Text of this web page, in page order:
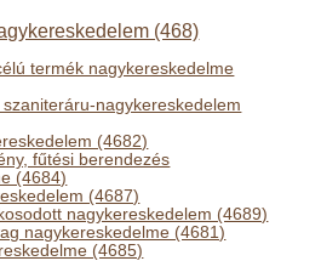
(468)
termék nagykereskedelme
nagykereskedelem
(4682)
fűtési berendezés
(4684)
(4687)
nagykereskedelem (4689)
nagykereskedelme (4681)
(4685)